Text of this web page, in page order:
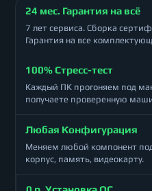
24 мес. Гарантия на всё
7 лет сервиса. Сборка
Гарантия на все
100% Стресс-тест
Каждый ПК прогоняем под
получаете проверенную
Любая Конфигурация
Меняем любой компонент
корпус, память, видеокарту.